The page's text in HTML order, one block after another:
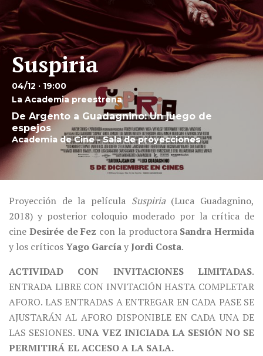
Suspiria
04/12 · 19:00
La Academia preestrena
De Argento a Guadagnino: Un juego de
espejos
Academia de Cine - Sala de proyecciones
Proyección de la película Suspiria(Luca Guadagnino,
2018) y posterior coloquio moderado por la crítica de
cine Desirée de Fez con la productora Sandra Hermida
y los críticosYago GarcíayJordi Costa.
ACTIVIDAD CON INVITACIONES LIMITADAS.
ENTRADA LIBRE CON INVITACIÓN HASTA COMPLETAR
AFORO. LAS ENTRADAS A ENTREGAR EN CADA PASE SE
AJUSTARÁN AL AFORO DISPONIBLE EN CADA UNA DE
LAS SESIONES. UNA VEZ INICIADA LA SESIÓN NO SE
PERMITIRÁ EL ACCESO A LA SALA.